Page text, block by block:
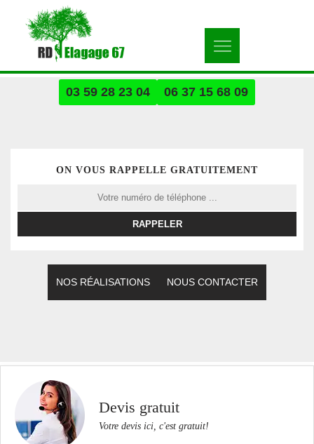
03 59 28 23 04 06 37 15 68 09
ON VOUS RAPPELLE GRATUITEMENT
NOS RÉALISATIONS NOUS CONTACTER
Devis gratuit
Votre devis ici, c'est gratuit!